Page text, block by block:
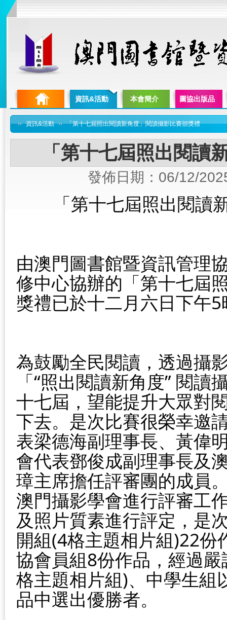
資訊&活動 本會簡介 圖協出版品
›› 資訊&活動 ›› 「第十七屆照出閱讀新角度」閱讀攝影比賽頒獎禮
「第十七屆照出閱讀
發佈日期：06/12/
「第十七屆照出閱
由澳門圖書館暨資訊管理
修中心協辦的「第十七屆
獎禮已於十二月六日下午
為鼓勵全民閱讀，透過攝
「“照出閱讀新角度” 閱
十七屆，望能提升大眾對
下去。是次比賽很榮幸邀
表梁德海副理事長、黃偉
會代表鄧俊成副理事長及
璋主席擔任評審團的成員
澳門攝影學會進行評審工
及照片質素進行評定，是
開組(4格主題相片組)22
協會員組8份作品，經過
格主題相片組)、中學生組
品中選出優勝者。